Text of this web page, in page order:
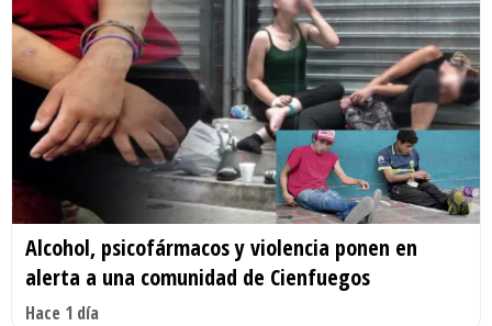
Alcohol, psicofármacos y violencia ponen en
alerta a una comunidad de Cienfuegos
Hace 1 día